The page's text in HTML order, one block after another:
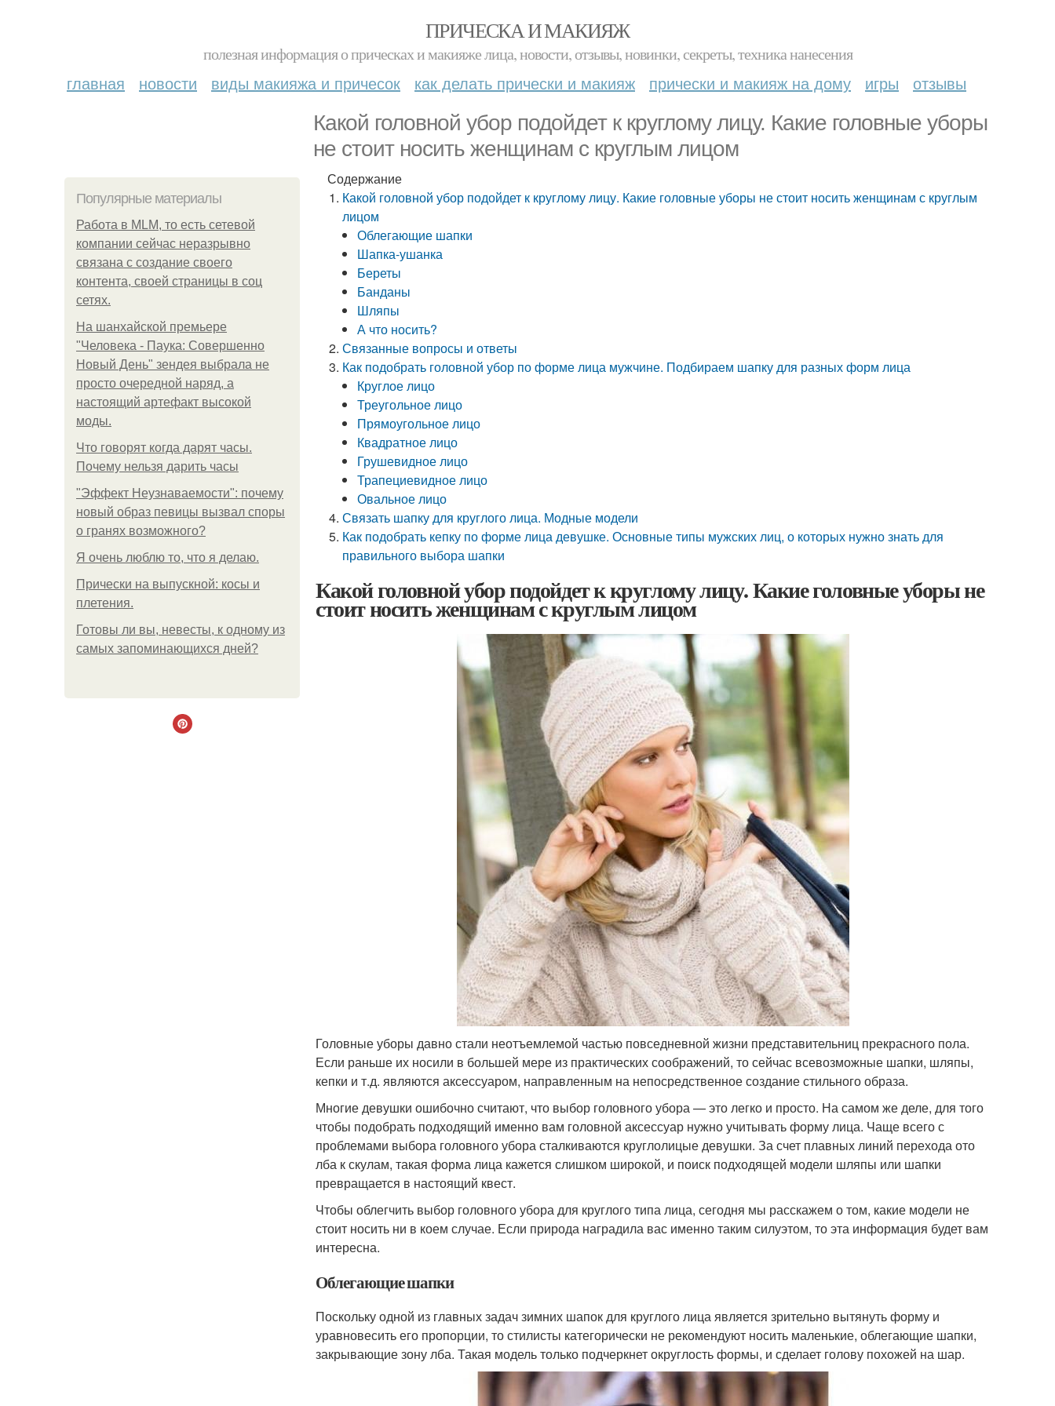
ПРИЧЕСКА И МАКИЯЖ
полезная информация о прическах и макияже лица, новости, отзывы, новинки, секреты, техника нанесения
главная новости виды макияжа и причесок как делать прически и макияж прически и макияж на дому игры отзывы
Какой головной убор подойдет к круглому лицу. Какие головные уборы
не стоит носить женщинам с круглым лицом
Популярные материалы
Работа в MLM, то есть сетевой
компании сейчас неразрывно
связана с создание своего
контента, своей страницы в соц
сетях.
На шанхайской премьере
"Человека - Паука: Совершенно
Новый День" зендея выбрала не
просто очередной наряд, а
настоящий артефакт высокой
моды.
Что говорят когда дарят часы.
Почему нельзя дарить часы
"Эффект Неузнаваемости": почему
новый образ певицы вызвал споры
о гранях возможного?
Я очень люблю то, что я делаю.
Прически на выпускной: косы и
плетения.
Готовы ли вы, невесты, к одному из
самых запоминающихся дней?
Содержание
Какой головной убор подойдет к круглому лицу. Какие головные уборы не стоит носить женщинам с круглым
лицом
Облегающие шапки
Шапка-ушанка
Береты
Банданы
Шляпы
А что носить?
Связанные вопросы и ответы
Как подобрать головной убор по форме лица мужчине. Подбираем шапку для разных форм лица
Круглое лицо
Треугольное лицо
Прямоугольное лицо
Квадратное лицо
Грушевидное лицо
Трапециевидное лицо
Овальное лицо
Связать шапку для круглого лица. Модные модели
Как подобрать кепку по форме лица девушке. Основные типы мужских лиц, о которых нужно знать для
правильного выбора шапки
Какой головной убор подойдет к круглому лицу. Какие головные уборы не
стоит носить женщинам с круглым лицом
Головные уборы давно стали неотъемлемой частью повседневной жизни представительниц прекрасного пола.
Если раньше их носили в большей мере из практических соображений, то сейчас всевозможные шапки, шляпы,
кепки и т.д. являются аксессуаром, направленным на непосредственное создание стильного образа.
Многие девушки ошибочно считают, что выбор головного убора — это легко и просто. На самом же деле, для того
чтобы подобрать подходящий именно вам головной аксессуар нужно учитывать форму лица. Чаще всего с
проблемами выбора головного убора сталкиваются круглолицые девушки. За счет плавных линий перехода ото
лба к скулам, такая форма лица кажется слишком широкой, и поиск подходящей модели шляпы или шапки
превращается в настоящий квест.
Чтобы облегчить выбор головного убора для круглого типа лица, сегодня мы расскажем о том, какие модели не
стоит носить ни в коем случае. Если природа наградила вас именно таким силуэтом, то эта информация будет вам
интересна.
Облегающие шапки
Поскольку одной из главных задач зимних шапок для круглого лица является зрительно вытянуть форму и
уравновесить его пропорции, то стилисты категорически не рекомендуют носить маленькие, облегающие шапки,
закрывающие зону лба. Такая модель только подчеркнет округлость формы, и сделает голову похожей на шар.